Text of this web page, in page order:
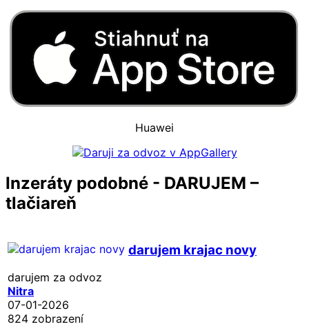
Huawei
Inzeráty podobné - DARUJEM –
tlačiareň
darujem krajac novy
darujem za odvoz
Nitra
07-01-2026
824 zobrazení